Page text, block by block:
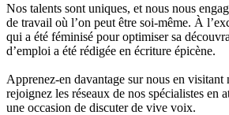
Nos talents sont uniques, et nous nous
de travail où l’on peut être soi-même. À
qui a été féminisé pour optimiser sa
d’emploi a été rédigée en écriture épicène.
Apprenez-en davantage sur nous en
rejoignez les réseaux de nos spécialistes en
une occasion de discuter de vive voix.